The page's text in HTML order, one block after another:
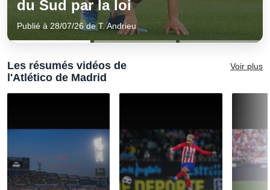
Ligue 1
Mercato OM : Pourquoi la vente
de Greenwood s'accélère
brutalement en Espagne
Les résumés vidéos de
l'Atlético de Madrid
Voir plus
de